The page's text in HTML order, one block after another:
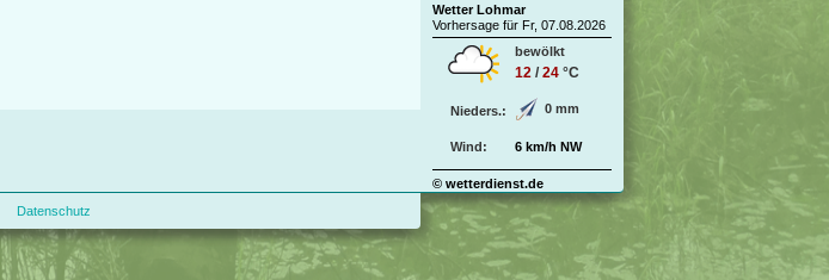
Wetter Lohmar
Vorhersage für Fr, 07.08.2026
bewölkt
12 /24 °C
Nieders.: 0 mm
Wind: 6 km/h NW
© wetterdienst.de
Datenschutz